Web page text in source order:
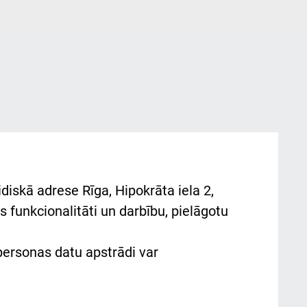
adrese Rīga, Hipokrāta iela 2,
funkcionalitāti un darbību, pielāgotu
datu apstrādi var